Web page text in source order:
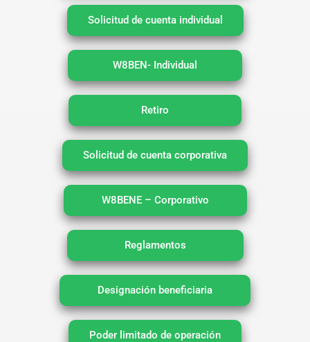
Solicitud de cuenta individual
W8BEN- Individual
Retiro
Solicitud de cuenta corporativa
W8BENE – Corporativo
Reglamentos
Designación beneficiaria
Poder limitado de operación